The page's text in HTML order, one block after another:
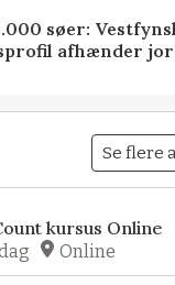
søer:
afhænder
Se flere
kursus Online
Online